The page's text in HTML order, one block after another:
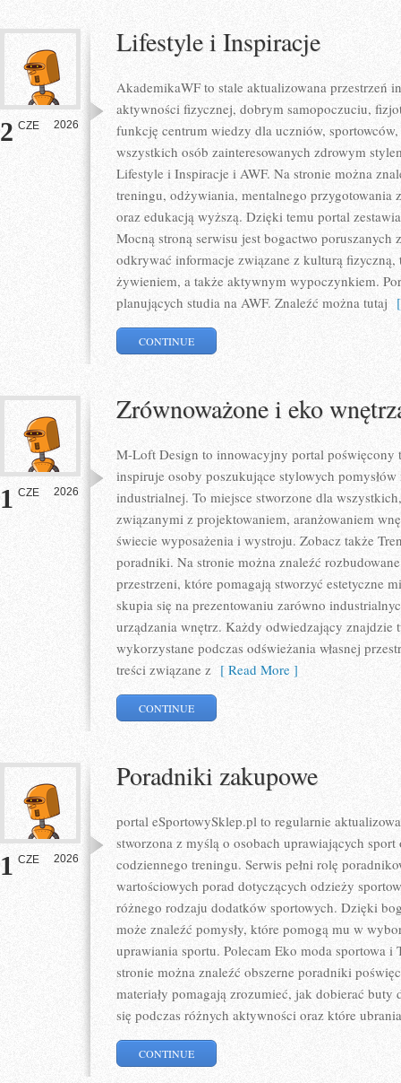
2 CZE 2026
Lifestyle i Inspiracje
AkademikaWF to stale aktualizowana przestrzeń
aktywności fizycznej, dobrym samopoczuciu,
funkcję centrum wiedzy dla uczniów,
wszystkich osób zainteresowanych zdrowym
Lifestyle i Inspiracje i AWF. Na stronie można
treningu, odżywiania, mentalnego
oraz edukacją wyższą. Dzięki temu portal
Mocną stroną serwisu jest bogactwo poruszanych
odkrywać informacje związane z kulturą fizyczną,
żywieniem, a także aktywnym wypoczynkiem.
planujących studia na AWF. Znaleźć można tutaj
CONTINUE
1 CZE 2026
Zrównoważone i eko
M-Loft Design to innowacyjny portal poświęcony
inspiruje osoby poszukujące stylowych
industrialnej. To miejsce stworzone dla
związanymi z projektowaniem, aranżowaniem
świecie wyposażenia i wystroju. Zobacz także
poradniki. Na stronie można znaleźć
przestrzeni, które pomagają stworzyć estetyczne
skupia się na prezentowaniu zarówno
urządzania wnętrz. Każdy odwiedzający znajdzie
wykorzystane podczas odświeżania własnej
treści związane z [ Read More ]
CONTINUE
1 CZE 2026
Poradniki zakupowe
portal eSportowySklep.pl to regularnie
stworzona z myślą o osobach uprawiających
codziennego treningu. Serwis pełni rolę
wartościowych porad dotyczących odzieży
różnego rodzaju dodatków sportowych. Dzięki
może znaleźć pomysły, które pomogą mu w
uprawiania sportu. Polecam Eko moda sportowa i
stronie można znaleźć obszerne poradniki
materiały pomagają zrozumieć, jak dobierać
się podczas różnych aktywności oraz które
CONTINUE